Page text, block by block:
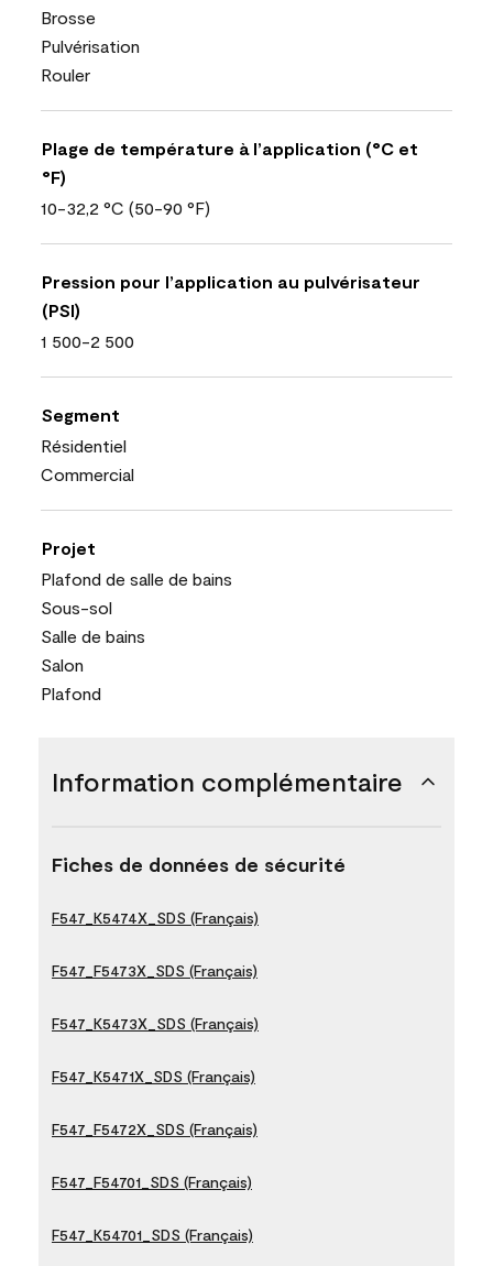
Brosse
Pulvérisation
Rouler
Plage de température à l’application (°C et
°F)
10-32,2 °C (50-90 °F)
Pression pour l’application au pulvérisateur
(PSI)
1 500-2 500
Segment
Résidentiel
Commercial
Projet
Plafond de salle de bains
Sous-sol
Salle de bains
Salon
Plafond
Information complémentaire
Fiches de données de sécurité
F547_K5474X_SDS (Français)
F547_F5473X_SDS (Français)
F547_K5473X_SDS (Français)
F547_K5471X_SDS (Français)
F547_F5472X_SDS (Français)
F547_F54701_SDS (Français)
F547_K54701_SDS (Français)